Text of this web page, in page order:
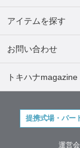
アイテムを探す
お問い合わせ
トキハナmagazine
提携式場・パー
運営